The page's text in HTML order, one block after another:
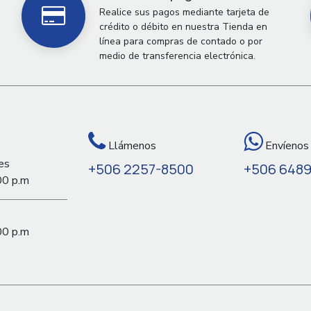
Realice sus pagos mediante tarjeta de
crédito o débito en nuestra Tienda en
línea para compras de contado o por
medio de transferencia electrónica.
p.m
p.m
Llámenos
+506 2257-8500
Envíenos
+506